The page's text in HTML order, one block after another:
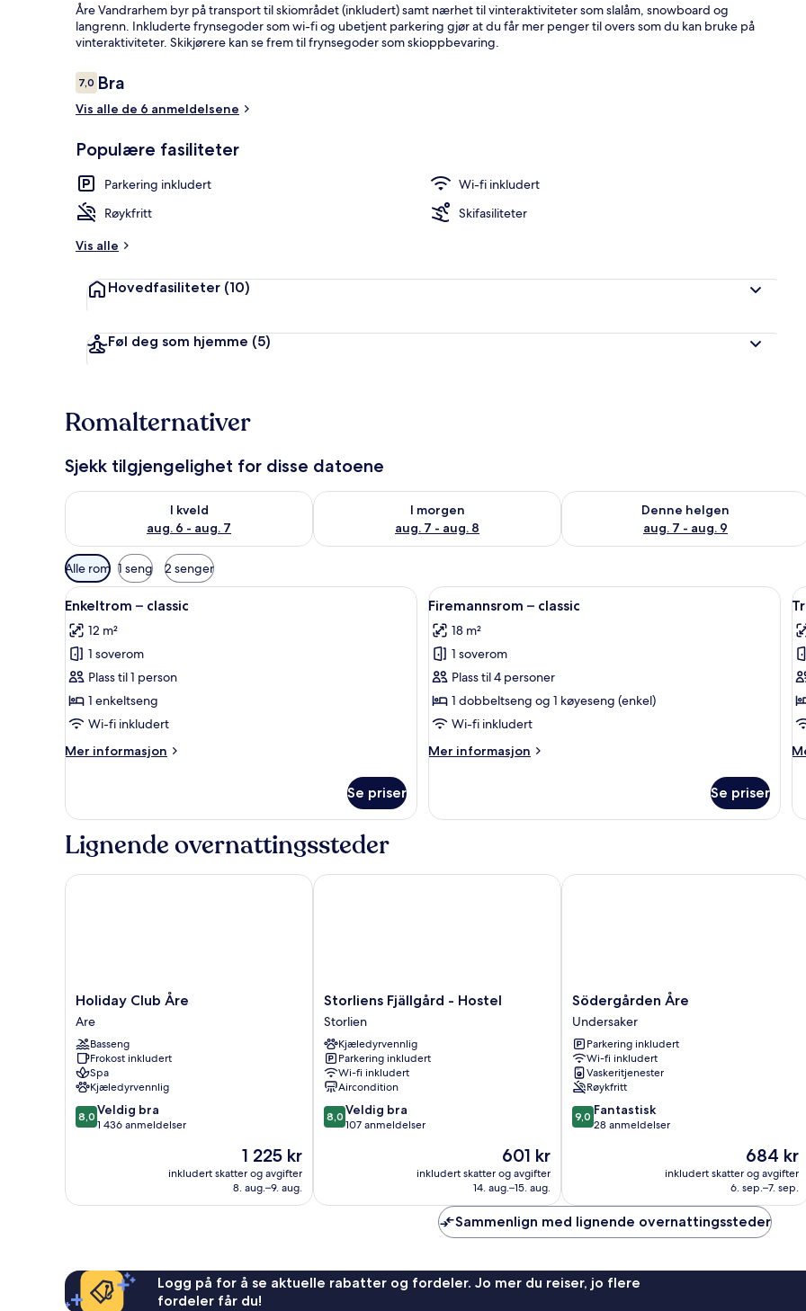
Åre Vandrarhem byr på transport til skiområdet (inkludert) samt nærhet til vinteraktiviteter som slalåm, snowboard og
langrenn. Inkluderte frynsegoder som wi-fi og ubetjent parkering gjør at du får mer penger til overs som du kan bruke på
vinteraktiviteter. Skikjørere kan se frem til frynsegoder som skioppbevaring.
Anmeldelser
7,07,0 av 10 –
Bra
Vis alle de 6 anmeldelsene
Populære fasiliteter
Parkering inkludert
Wi-fi inkludert
Røykfritt
Skifasiliteter
Vis alle
Hovedfasiliteter (10)
Føl deg som hjemme (5)
Romalternativer
Sjekk tilgjengelighet for disse datoene
I kveld
aug. 6 - aug. 7
Sjekk tilgjengelighet for i kveld, aug. 6 - aug. 7
I morgen
aug. 7 - aug. 8
Sjekk tilgjengelighet for i morgen, aug. 7 - aug. 8
Denne helgen
aug. 7 - aug. 9
Sjekk tilgjengelighet for denne
Tilgjengelige
filtre
for
rom
Alle rom 1 seng 2 senger
Åpne
alle
bildene
av
Enkeltrom
–
classic
Enkeltrom – classic | Wi-fi (inkludert)
2
Enkeltrom – classic
12 m²
1 soverom
Plass til 1 person
1 enkeltseng
Wi-fi inkludert
Mer informasjon
Mer
–
Se priser
Åpne
alle
bildene
av
Firemannsrom
–
classic
2
Firemannsrom – classic
18 m²
1 soverom
Plass til 4 personer
1 dobbeltseng og 1 køyeseng (enkel)
Wi-fi inkludert
Mer informasjon
Mer
–
Se priser
–
–
Lignende overnattingssteder
Holiday
Club
Åre
Are
Holiday Club Åre
Are
Basseng
Frokost inkludert
Spa
Kjæledyrvennlig
8.0
av
anmeldelser
8,0 Veldig bra
1 436 anmeldelser
Prisen
er
1 225 kr
1 225 kr
inkludert skatter og avgifter
8. aug.–9. aug.
Holiday Club Åre
Storliens
Fjällgård
-
Hostel
Storlien
Storliens Fjällgård - Hostel
Storlien
Kjæledyrvennlig
Parkering inkludert
Wi-fi inkludert
Aircondition
8.0
av
anmeldelser
8,0 Veldig bra
107 anmeldelser
Prisen
er
601 kr
601 kr
inkludert skatter og avgifter
14. aug.–15. aug.
Storliens Fjällgård - Hostel
Södergården
Åre
Undersaker
Södergården Åre
Undersaker
Parkering inkludert
Wi-fi inkludert
Vaskeritjenester
Røykfritt
9.0
av
9,0 Fantastisk
28 anmeldelser
Prisen
er
684 kr
684 kr
inkludert skatter og avgifter
6. sep.–7. sep.
Södergården Åre
Sammenlign med lignende overnattingssteder
Logg på for å se aktuelle rabatter og fordeler. Jo mer du reiser, jo flere
fordeler får du!